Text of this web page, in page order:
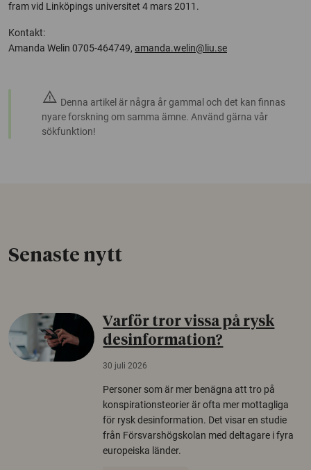
fram vid Linköpings universitet 4 mars 2011.
Kontakt:
Amanda Welin 0705-464749, amanda.welin@liu.se
warning Denna artikel är några år gammal och det kan finnas
nyare forskning om samma ämne. Använd gärna vår
sökfunktion!
Senaste nytt
Varför tror vissa på rysk
desinformation?
30 juli 2026
Personer som är mer benägna att tro på
konspirationsteorier är ofta mer mottagliga
för rysk desinformation. Det visar en studie
från Försvarshögskolan med deltagare i fyra
europeiska länder.